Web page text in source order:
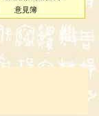
意見簿